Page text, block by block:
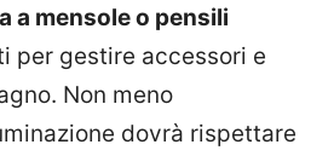
a mensole o pensili
per gestire accessori e
Non meno
dovrà rispettare